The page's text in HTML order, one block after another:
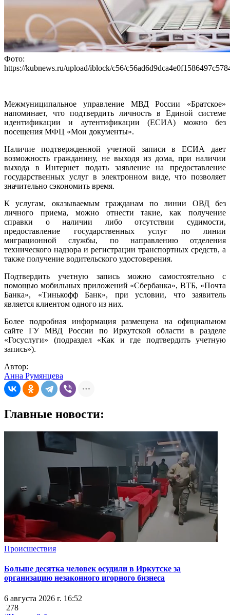
Фото:
https://kubnews.ru/upload/iblock/c56/
Межмуниципальное управление МВД России «Братское»
напоминает, что подтвердить личность в Единой системе
идентификации и аутентификации (ЕСИА) можно без
посещения МФЦ «Мои документы».
Наличие подтвержденной учетной записи в ЕСИА дает
возможность гражданину, не выходя из дома, при наличии
выхода в Интернет подать заявление на предоставление
государственных услуг в электронном виде, что позволяет
значительно сэкономить время.
К услугам, оказываемым гражданам по линии ОВД без
личного приема, можно отнести такие, как получение
справки о наличии либо отсутствии судимости,
предоставление государственных услуг по линии
миграционной службы, по направлению отделения
технического надзора и регистрации транспортных средств, а
также получение водительского удостоверения.
Подтвердить учетную запись можно самостоятельно с
помощью мобильных приложений «Сбербанка», ВТБ, «Почта
Банка», «Тинькофф Банк», при условии, что заявитель
является клиентом одного из них.
Более подробная информация размещена на официальном
сайте ГУ МВД России по Иркутской области в разделе
«Госуслуги» (подраздел «Как и где подтвердить учетную
запись»).
Автор:
Анна Румянцева
Главные новости:
Происшествия
Больше десятка человек осудили в Иркутске за
организацию незаконного игорного бизнеса
6 августа 2026 г. 16:52
278